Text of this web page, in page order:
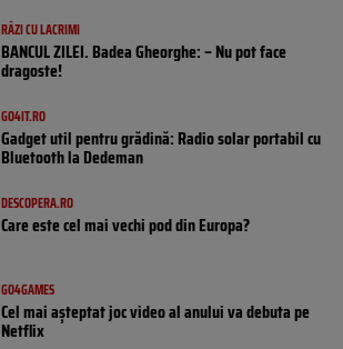
RÂZI CU LACRIMI
BANCUL ZILEI. Badea Gheorghe: – Nu pot face
dragoste!
GO4IT.RO
Gadget util pentru grădină: Radio solar portabil cu
Bluetooth la Dedeman
DESCOPERA.RO
Care este cel mai vechi pod din Europa?
GO4GAMES
Cel mai așteptat joc video al anului va debuta pe
Netflix